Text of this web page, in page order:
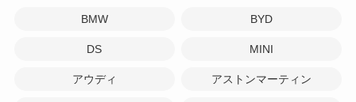
BMW BYD
DS MINI
アウディ アストンマーティン